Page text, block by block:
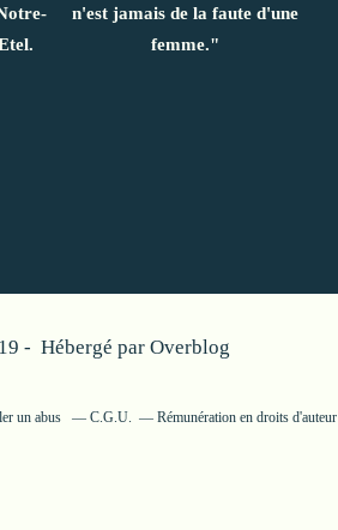
n'est jamais de la faute d'une
femme."
- Hébergé par Overblog
un abus C.G.U. Rémunération en droits d'auteur